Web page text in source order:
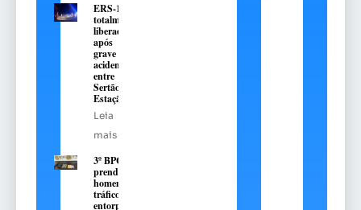
ERS-135 é
totalmente
liberada
após
grave
acidente
entre
Sertão e
Estação
Leia
mais
3º BPChq
prende
homem por
tráfico de
entorpecentes